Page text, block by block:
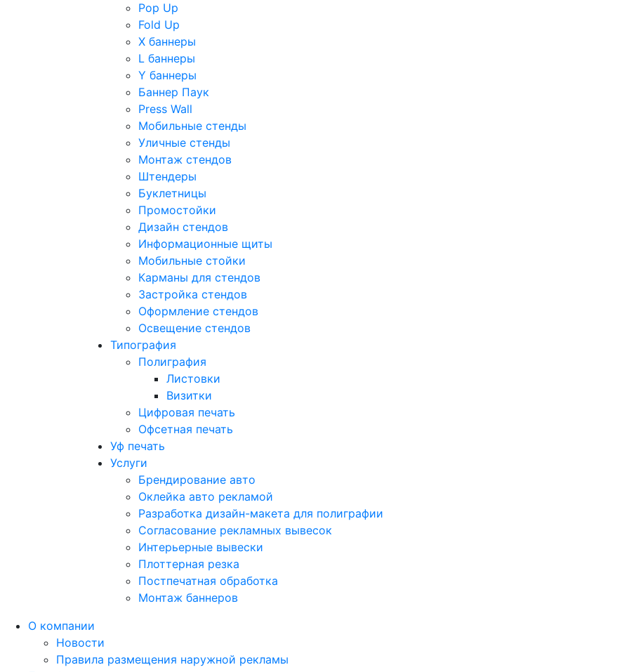
Pop Up
Fold Up
Х баннеры
L баннеры
Y баннеры
Баннер Паук
Press Wall
Мобильные стенды
Уличные стенды
Монтаж стендов
Штендеры
Буклетницы
Промостойки
Дизайн стендов
Информационные щиты
Мобильные стойки
Карманы для стендов
Застройка стендов
Оформление стендов
Освещение стендов
Типография
Полиграфия
Листовки
Визитки
Цифровая печать
Офсетная печать
Уф печать
Услуги
Брендирование авто
Оклейка авто рекламой
Разработка дизайн-макета для полиграфии
Согласование рекламных вывесок
Интерьерные вывески
Плоттерная резка
Постпечатная обработка
Монтаж баннеров
О компании
Новости
Правила размещения наружной рекламы